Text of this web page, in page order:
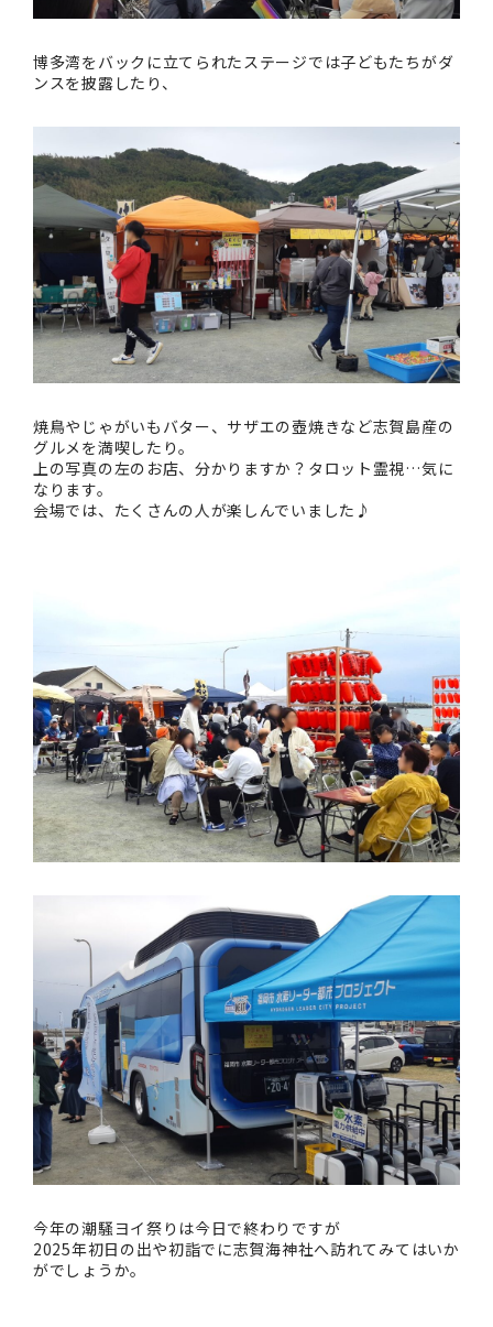
博多湾をバックに立てられたステージでは子どもたちがダ
ンスを披露したり、
焼鳥やじゃがいもバター、サザエの壺焼きなど志賀島産の
グルメを満喫したり。
上の写真の左のお店、分かりますか？タロット霊視…気に
なります。
会場では、たくさんの人が楽しんでいました♪
今年の潮騒ヨイ祭りは今日で終わりですが
2025年初日の出や初詣でに志賀海神社へ訪れてみてはいか
がでしょうか。